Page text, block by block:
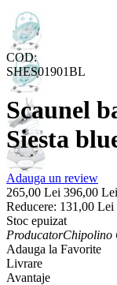
COD:
SHES01901BL
Scaunel
Siesta
Adauga un review
265,00 Lei 396,00 Lei
Reducere: 131,00 Lei
Stoc epuizat
ProducatorChipolino
Adauga la Favorite
Livrare
Avantaje